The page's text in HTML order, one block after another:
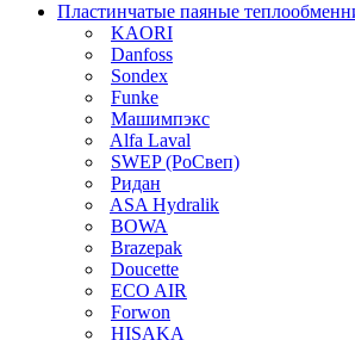
Пластинчатые паяные
KAORI
Danfoss
Sondex
Funke
Машимпэкс
Alfa Laval
SWEP (РоСвеп)
Ридан
ASA Hydralik
BOWA
Brazepak
Doucette
ECO AIR
Forwon
HISAKA